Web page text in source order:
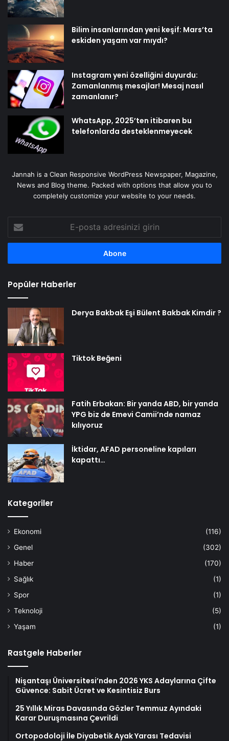
Bilim insanlarından yeni keşif: Mars’ta
eskiden yaşam var mıydı?
Instagram yeni özelliğini duyurdu:
Zamanlanmış mesajlar! Mesaj nasıl
zamanlanır?
WhatsApp, 2025’ten itibaren bu
telefonlarda desteklenmeyecek
Jannah is a Clean Responsive WordPress Newspaper, Magazine,
News and Blog theme. Packed with options that allow you to
completely customize your website to your needs.
posta
adresinizi
Popüler Haberler
Derya Bakbak Eşi Bülent Bakbak Kimdir ?
Tiktok Beğeni
Fatih Erbakan: Bir yanda ABD, bir yanda
YPG biz de Emevi Camii’nde namaz
kılıyoruz
İktidar, AFAD personeline kapıları
kapattı…
Kategoriler
Ekonomi
(116)
Genel
(302)
Haber
(170)
Sağlık
(1)
Spor
(1)
Teknoloji
(5)
Yaşam
(1)
Rastgele Haberler
Nişantaşı Üniversitesi’nden 2026 YKS Adaylarına Çifte
Güvence: Sabit Ücret ve Kesintisiz Burs
25 Yıllık Miras Davasında Gözler Temmuz Ayındaki
Karar Duruşmasına Çevrildi
Ortopodoloji İle Diyabetik Ayak Yarası Tedavisi